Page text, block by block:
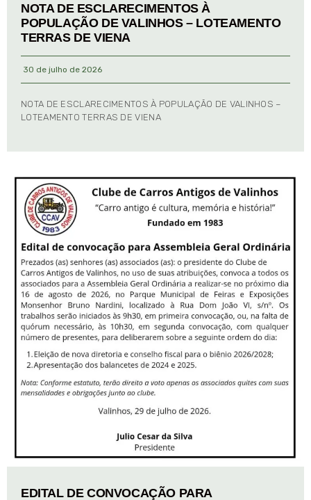
NOTA DE ESCLARECIMENTOS À
POPULAÇÃO DE VALINHOS – LOTEAMENTO
TERRAS DE VIENA
30 de julho de 2026
NOTA DE ESCLARECIMENTOS À POPULAÇÃO DE VALINHOS –
LOTEAMENTO TERRAS DE VIENA
EDITAL DE CONVOCAÇÃO PARA